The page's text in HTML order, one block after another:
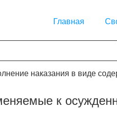
Главная
наказания в виде
к